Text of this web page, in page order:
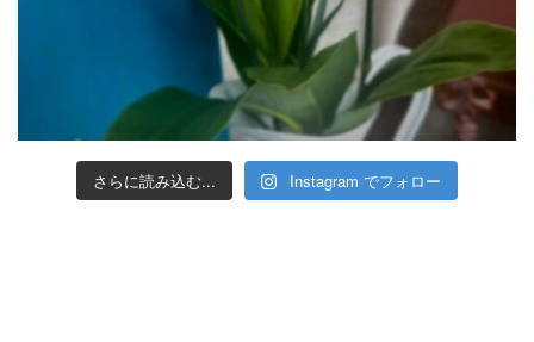
さらに読み込む... Instagram でフォロー